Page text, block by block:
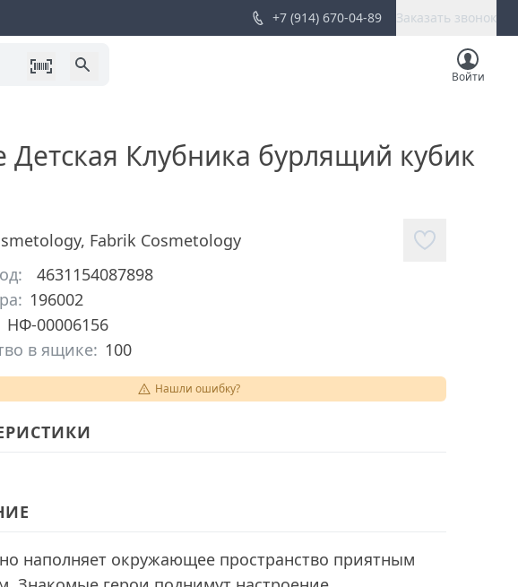
+7 (914) 670-04-89 Заказать звонок
Войти
Клубника бурлящий кубик
, Fabrik Cosmetology
4631154087898
196002
НФ-00006156
в ящике: 100
Нашли ошибку?
наполняет окружающее пространство приятным